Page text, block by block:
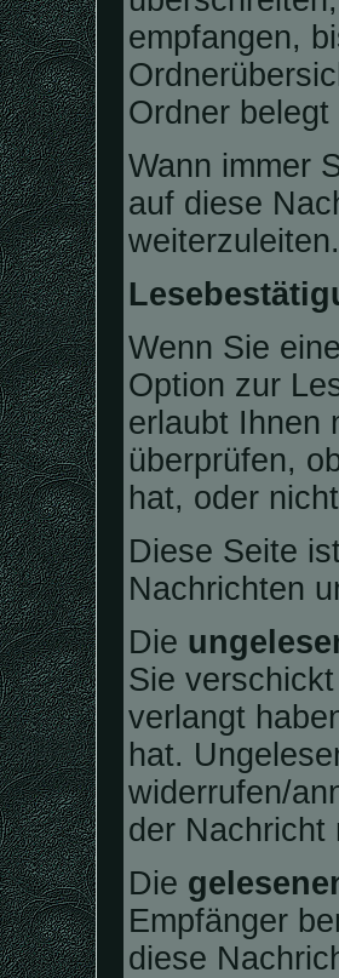
empfangen,
Ordner belegt
Wann immer
auf diese
weiterzuleiten.
Wenn Sie
Option zur
erlaubt Ihnen
überprüfen,
hat, oder
Diese Seite
Nachrichten
Die
Sie
verlangt
hat.
widerrufen/
der Nachricht
Die
Empfänger
diese